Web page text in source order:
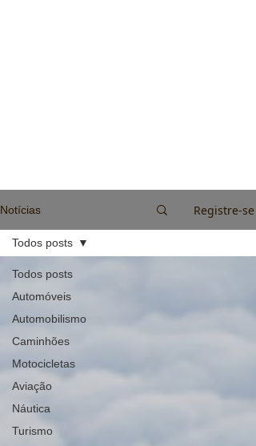
Notícias Registre-se
Todos posts
Automóveis
Automobilismo
Caminhões
Motocicletas
Aviação
Náutica
Turismo
Todos posts